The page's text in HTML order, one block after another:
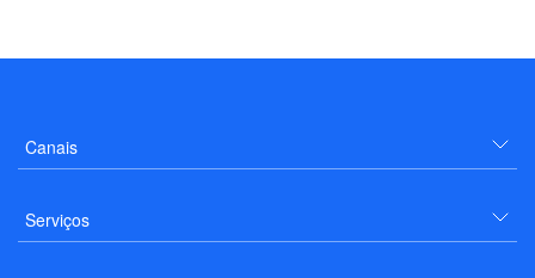
Canais
Serviços